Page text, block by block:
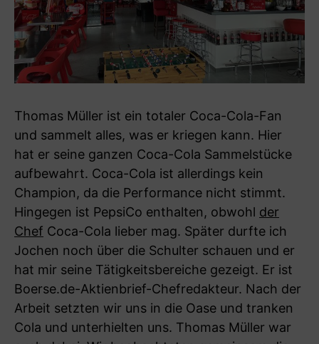
Thomas Müller ist ein totaler Coca-Cola-Fan
und sammelt alles, was er kriegen kann. Hier
hat er seine ganzen Coca-Cola Sammelstücke
aufbewahrt. Coca-Cola ist allerdings kein
Champion, da die Performance nicht stimmt.
Hingegen ist PepsiCo enthalten, obwohl der
Chef Coca-Cola lieber mag. Später durfte ich
Jochen noch über die Schulter schauen und er
hat mir seine Tätigkeitsbereiche gezeigt. Er ist
Boerse.de-Aktienbrief-Chefredakteur. Nach der
Arbeit setzten wir uns in die Oase und tranken
Cola und unterhielten uns. Thomas Müller war